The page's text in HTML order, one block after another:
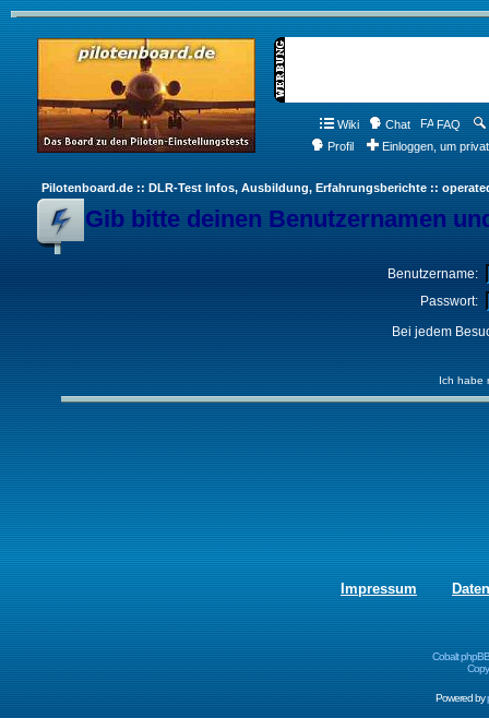
Wiki Chat FAQ
Profil
Einloggen, um
Pilotenboard.de :: DLR-Test Infos, Ausbildung, Erfahrungsberichte ::
Gib bitte deinen Benutzernamen
Benutzername:
Passwort:
Bei jedem
Ich habe
Impressum
Cobalt
Powered by